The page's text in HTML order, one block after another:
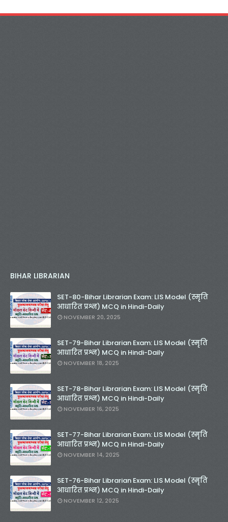
BIHAR LIBRARIAN
SET-80-Bihar Librarian Exam: LIS Model (स्मृति
आधारित प्रश्न) MCQ in Hindi-Daily
NOVEMBER 20, 2025
SET-79-Bihar Librarian Exam: LIS Model (स्मृति
आधारित प्रश्न) MCQ in Hindi-Daily
NOVEMBER 18, 2025
SET-78-Bihar Librarian Exam: LIS Model (स्मृति
आधारित प्रश्न) MCQ in Hindi-Daily
NOVEMBER 16, 2025
SET-77-Bihar Librarian Exam: LIS Model (स्मृति
आधारित प्रश्न) MCQ in Hindi-Daily
NOVEMBER 14, 2025
SET-76-Bihar Librarian Exam: LIS Model (स्मृति
आधारित प्रश्न) MCQ in Hindi-Daily
NOVEMBER 12, 2025